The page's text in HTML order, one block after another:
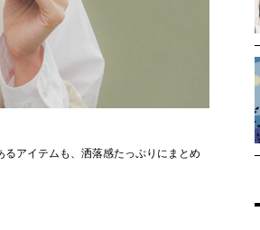
アイテムも、洒落感たっぷりにまとめ